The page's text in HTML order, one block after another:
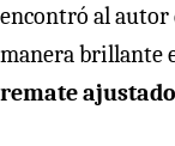
encontró al autor
manera brillante
remate